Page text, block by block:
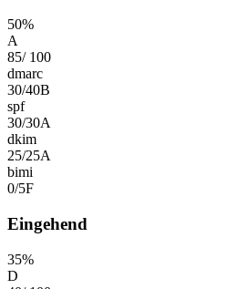
50%
A
85/ 100
dmarc
30/40B
spf
30/30A
dkim
25/25A
bimi
0/5F
Eingehend
35%
D